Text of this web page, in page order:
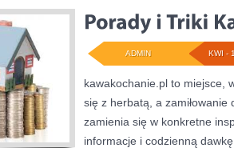
KWI -
ADMIN
kawakochanie.pl to miejsce,
się z herbatą, a
zamienia się w konkretne
informacje i codzienną